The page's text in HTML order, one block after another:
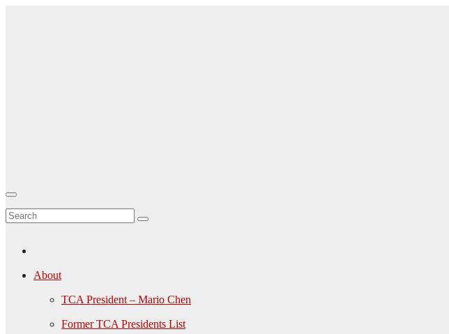
About
TCA President – Mario Chen
Former TCA Presidents List